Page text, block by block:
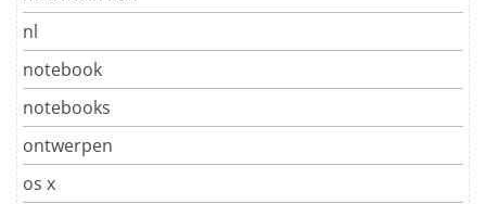
nl
notebook
notebooks
ontwerpen
os x